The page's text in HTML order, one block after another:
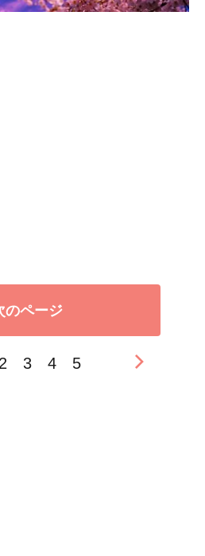
のページ
2 3 4 5